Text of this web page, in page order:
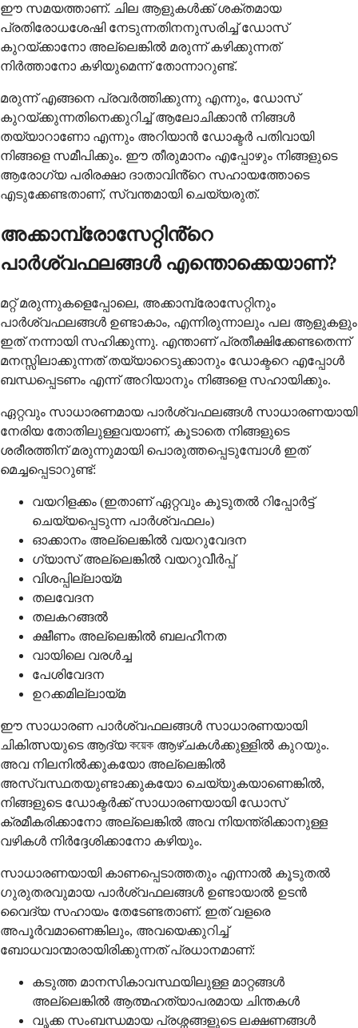
ഈ സമയത്താണ്. ചില ആളുകൾക്ക് ശക്തമായ
പ്രതിരോധശേഷി നേടുന്നതിനനുസരിച്ച് ഡോസ്
കുറയ്ക്കാനോ അല്ലെങ്കിൽ മരുന്ന് കഴിക്കുന്നത്
നിർത്താനോ കഴിയുമെന്ന് തോന്നാറുണ്ട്.
മരുന്ന് എങ്ങനെ പ്രവർത്തിക്കുന്നു എന്നും, ഡോസ്
കുറയ്ക്കുന്നതിനെക്കുറിച്ച് ആലോചിക്കാൻ നിങ്ങൾ
തയ്യാറാണോ എന്നും അറിയാൻ ഡോക്ടർ പതിവായി
നിങ്ങളെ സമീപിക്കും. ഈ തീരുമാനം എപ്പോഴും നിങ്ങളുടെ
ആരോഗ്യ പരിരക്ഷാ ദാതാവിൻ്റെ സഹായത്തോടെ
എടുക്കേണ്ടതാണ്, സ്വന്തമായി ചെയ്യരുത്.
അക്കാമ്പ്രോസേറ്റിൻ്റെ
പാർശ്വഫലങ്ങൾ എന്തൊക്കെയാണ്?
മറ്റ് മരുന്നുകളെപ്പോലെ, അക്കാമ്പ്രോസേറ്റിനും
പാർശ്വഫലങ്ങൾ ഉണ്ടാകാം, എന്നിരുന്നാലും പല ആളുകളും
ഇത് നന്നായി സഹിക്കുന്നു. എന്താണ് പ്രതീക്ഷിക്കേണ്ടതെന്ന്
മനസ്സിലാക്കുന്നത് തയ്യാറെടുക്കാനും ഡോക്ടറെ എപ്പോൾ
ബന്ധപ്പെടണം എന്ന് അറിയാനും നിങ്ങളെ സഹായിക്കും.
ഏറ്റവും സാധാരണമായ പാർശ്വഫലങ്ങൾ സാധാരണയായി
നേരിയ തോതിലുള്ളവയാണ്, കൂടാതെ നിങ്ങളുടെ
ശരീരത്തിന് മരുന്നുമായി പൊരുത്തപ്പെടുമ്പോൾ ഇത്
മെച്ചപ്പെടാറുണ്ട്:
വയറിളക്കം (ഇതാണ് ഏറ്റവും കൂടുതൽ റിപ്പോർട്ട്
ചെയ്യപ്പെടുന്ന പാർശ്വഫലം)
ഓക്കാനം അല്ലെങ്കിൽ വയറുവേദന
ഗ്യാസ് അല്ലെങ്കിൽ വയറുവീർപ്പ്
വിശപ്പില്ലായ്മ
തലവേദന
തലകറങ്ങൽ
ക്ഷീണം അല്ലെങ്കിൽ ബലഹീനത
വായിലെ വരൾച്ച
പേശിവേദന
ഉറക്കമില്ലായ്മ
ഈ സാധാരണ പാർശ്വഫലങ്ങൾ സാധാരണയായി
ചികിത്സയുടെ ആദ്യ কয়েক ആഴ്ചകൾക്കുള്ളിൽ കുറയും.
അവ നിലനിൽക്കുകയോ അല്ലെങ്കിൽ
അസ്വസ്ഥതയുണ്ടാക്കുകയോ ചെയ്യുകയാണെങ്കിൽ,
നിങ്ങളുടെ ഡോക്ടർക്ക് സാധാരണയായി ഡോസ്
ക്രമീകരിക്കാനോ അല്ലെങ്കിൽ അവ നിയന്ത്രിക്കാനുള്ള
വഴികൾ നിർദ്ദേശിക്കാനോ കഴിയും.
സാധാരണയായി കാണപ്പെടാത്തതും എന്നാൽ കൂടുതൽ
ഗുരുതരവുമായ പാർശ്വഫലങ്ങൾ ഉണ്ടായാൽ ഉടൻ
വൈദ്യ സഹായം തേടേണ്ടതാണ്. ഇത് വളരെ
അപൂർവമാണെങ്കിലും, അവയെക്കുറിച്ച്
ബോധവാന്മാരായിരിക്കുന്നത് പ്രധാനമാണ്:
കടുത്ത മാനസികാവസ്ഥയിലുള്ള മാറ്റങ്ങൾ
അല്ലെങ്കിൽ ആത്മഹത്യാപരമായ ചിന്തകൾ
വൃക്ക സംബന്ധമായ പ്രശ്നങ്ങളുടെ ലക്ഷണങ്ങൾ